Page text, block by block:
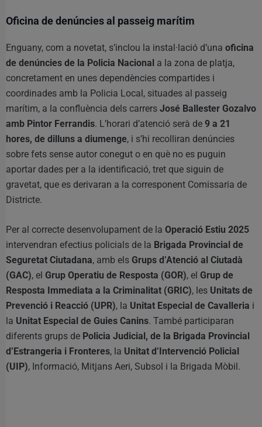
Oficina de denúncies al passeig marítim
Enguany, com a novetat, s’inclou la instal·lació d’una oficina
de denúncies de la Policia Nacional a la zona de platja,
concretament en unes dependències compartides i
coordinades amb la Policia Local, situades al passeig
marítim, a la confluència dels carrers José Ballester Gozalvo
amb Pintor Ferrandis. L’horari d’atenció serà de 9 a 21
hores, de dilluns a diumenge, i s’hi recolliran denúncies
sobre fets sense autor conegut o en què no es puguin
aportar dades per a la identificació, tret que siguin de
gravetat, que es derivaran a la corresponent Comissaria de
Districte.
Per al correcte desenvolupament de la Operació Estiu 2025
intervendran efectius policials de la Brigada Provincial de
Seguretat Ciutadana, amb els Grups d’Atenció al Ciutadà
(GAC), el Grup Operatiu de Resposta (GOR), el Grup de
Resposta Immediata a la Criminalitat (GRIC), les Unitats de
Prevenció i Reacció (UPR), la Unitat Especial de Cavalleria i
la Unitat Especial de Guies Canins. També participaran
diferents grups de Policia Judicial, de la Brigada Provincial
d’Estrangeria i Fronteres, la Unitat d’Intervenció Policial
(UIP), Informació, Mitjans Aeri, Subsol i la Brigada Mòbil.